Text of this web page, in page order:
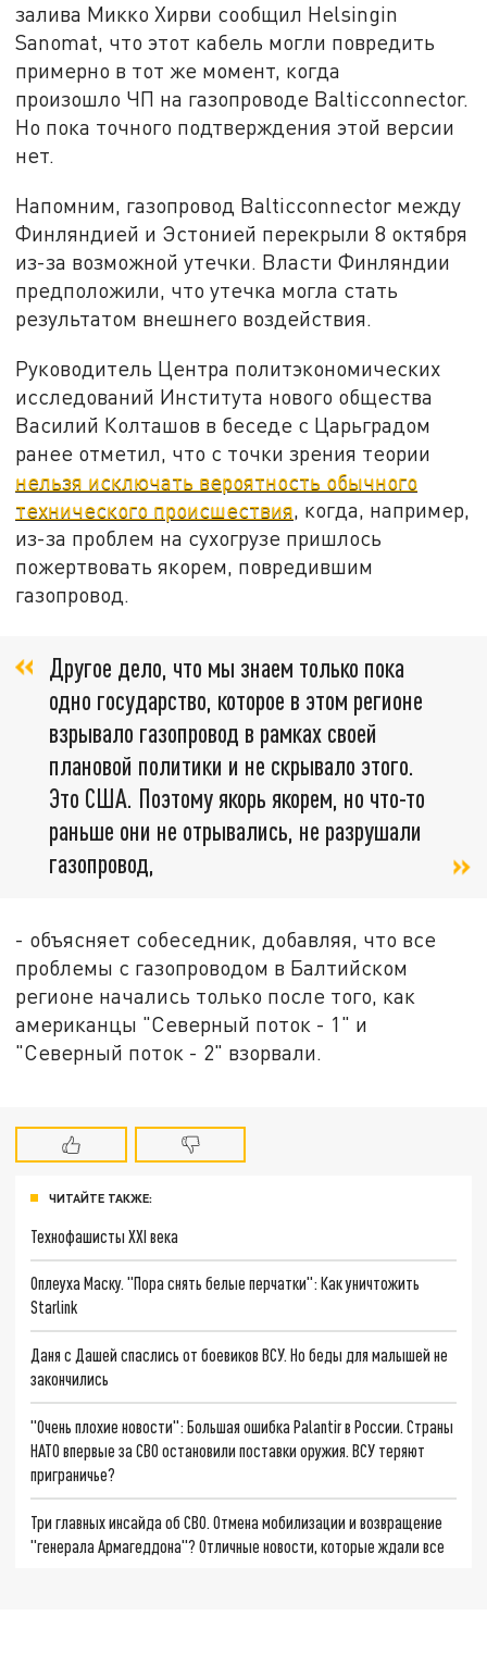
залива Микко Хирви сообщил Helsingin
Sanomat, что этот кабель могли повредить
примерно в тот же момент, когда
произошло ЧП на газопроводе Balticconnector.
Но пока точного подтверждения этой версии
нет.
Напомним, газопровод Balticconnector между
Финляндией и Эстонией перекрыли 8 октября
из-за возможной утечки. Власти Финляндии
предположили, что утечка могла стать
результатом внешнего воздействия.
Руководитель Центра политэкономических
исследований Института нового общества
Василий Колташов в беседе с Царьградом
ранее отметил, что с точки зрения теории
нельзя исключать вероятность обычного
технического происшествия , когда, например,
из-за проблем на сухогрузе пришлось
пожертвовать якорем, повредившим
газопровод.
Другое дело, что мы знаем только пока
одно государство, которое в этом регионе
взрывало газопровод в рамках своей
плановой политики и не скрывало этого.
Это США. Поэтому якорь якорем, но что-то
раньше они не отрывались, не разрушали
газопровод,
- объясняет собеседник, добавляя, что все
проблемы с газопроводом в Балтийском
регионе начались только после того, как
американцы "Северный поток - 1" и
"Северный поток - 2" взорвали.
ЧИТАЙТЕ ТАКЖЕ:
Технофашисты XXI века
Оплеуха Маску. "Пора снять белые перчатки": Как уничтожить
Starlink
Даня с Дашей спаслись от боевиков ВСУ. Но беды для малышей не
закончились
"Очень плохие новости": Большая ошибка Palantir в России. Страны
НАТО впервые за СВО остановили поставки оружия. ВСУ теряют
приграничье?
Три главных инсайда об СВО. Отмена мобилизации и возвращение
"генерала Армагеддона"? Отличные новости, которые ждали все